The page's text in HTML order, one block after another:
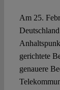
Am 25.
gerichtete
genauere